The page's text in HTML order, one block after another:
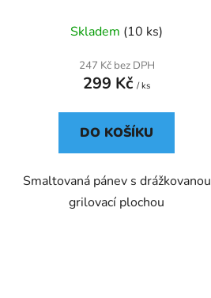
Skladem (10 ks)
247 Kč bez DPH
299 Kč/ ks
DO KOŠÍKU
Smaltovaná pánev s drážkovanou
grilovací plochou